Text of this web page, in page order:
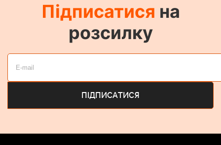
Підписатися на
розсилку